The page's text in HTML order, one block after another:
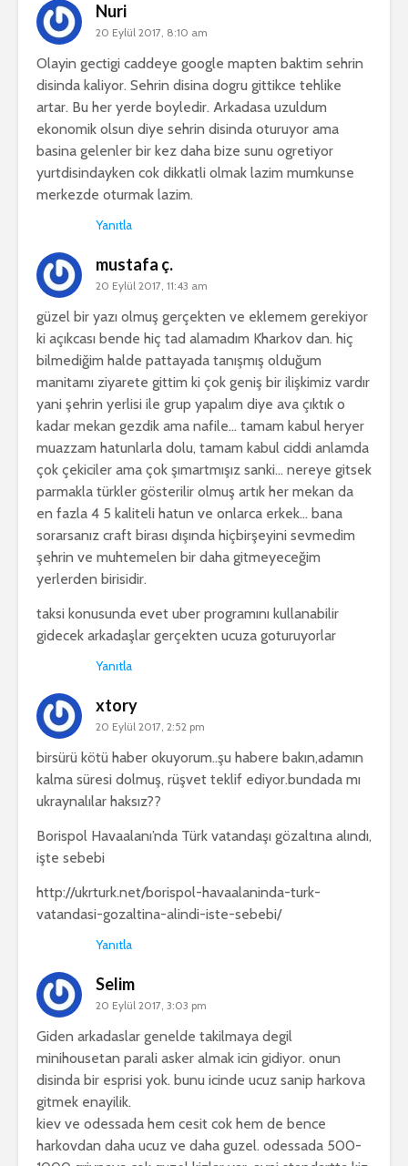
Nuri
20 Eylül 2017, 8:10 am
Olayin gectigi caddeye google mapten baktim sehrin
disinda kaliyor. Sehrin disina dogru gittikce tehlike
artar. Bu her yerde boyledir. Arkadasa uzuldum
ekonomik olsun diye sehrin disinda oturuyor ama
basina gelenler bir kez daha bize sunu ogretiyor
yurtdisindayken cok dikkatli olmak lazim mumkunse
merkezde oturmak lazim.
Yanıtla
mustafa ç.
20 Eylül 2017, 11:43 am
güzel bir yazı olmuş gerçekten ve eklemem gerekiyor
ki açıkcası bende hiç tad alamadım Kharkov dan. hiç
bilmediğim halde pattayada tanışmış olduğum
manitamı ziyarete gittim ki çok geniş bir ilişkimiz vardır
yani şehrin yerlisi ile grup yapalım diye ava çıktık o
kadar mekan gezdik ama nafile… tamam kabul heryer
muazzam hatunlarla dolu, tamam kabul ciddi anlamda
çok çekiciler ama çok şımartmışız sanki… nereye gitsek
parmakla türkler gösterilir olmuş artık her mekan da
en fazla 4 5 kaliteli hatun ve onlarca erkek… bana
sorarsanız craft birası dışında hiçbirşeyini sevmedim
şehrin ve muhtemelen bir daha gitmeyeceğim
yerlerden birisidir.
taksi konusunda evet uber programını kullanabilir
gidecek arkadaşlar gerçekten ucuza goturuyorlar
Yanıtla
xtory
20 Eylül 2017, 2:52 pm
birsürü kötü haber okuyorum..şu habere bakın,adamın
kalma süresi dolmuş, rüşvet teklif ediyor.bundada mı
ukraynalılar haksız??
Borispol Havaalanı’nda Türk vatandaşı gözaltına alındı,
işte sebebi
http://ukrturk.net/borispol-havaalaninda-turk-
vatandasi-gozaltina-alindi-iste-sebebi/
Yanıtla
Selim
20 Eylül 2017, 3:03 pm
Giden arkadaslar genelde takilmaya degil
minihousetan parali asker almak icin gidiyor. onun
disinda bir esprisi yok. bunu icinde ucuz sanip harkova
gitmek enayilik.
kiev ve odessada hem cesit cok hem de bence
harkovdan daha ucuz ve daha guzel. odessada 500-